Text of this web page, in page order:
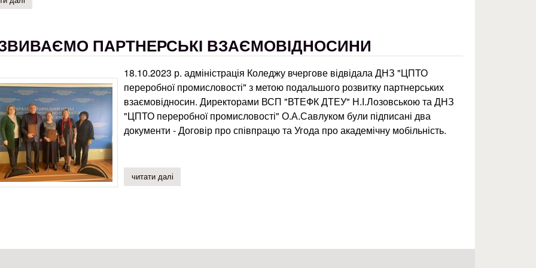
ПАРТНЕРСЬКІ ВЗАЄМОВІДНОСИНИ
18.10.2023 р. адміністрація Коледжу вчергове відвідала ДНЗ "ЦПТО
переробної промисловості" з метою подальшого розвитку партнерських
взаємовідносин. Директорами ВСП "ВТЕФК ДТЕУ" Н.І.Лозовською та ДНЗ
"ЦПТО переробної промисловості" О.А.Савлуком були підписані два
документи - Договір про співпрацю та Угода про академічну мобільність.
читати далі